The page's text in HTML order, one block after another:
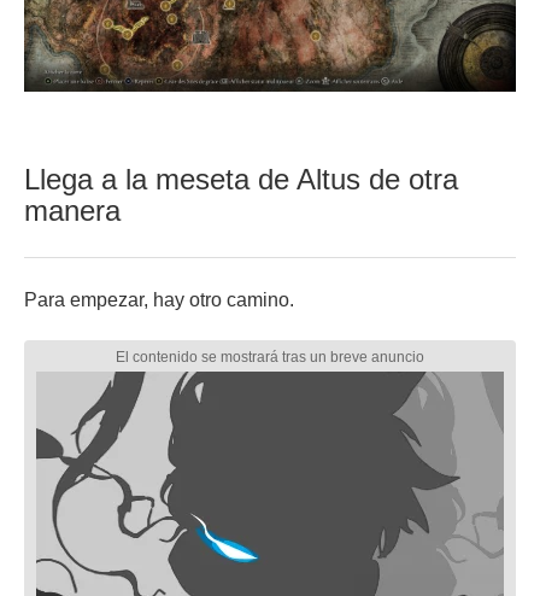
Llega a la meseta de Altus de otra
manera
Para empezar, hay otro camino.